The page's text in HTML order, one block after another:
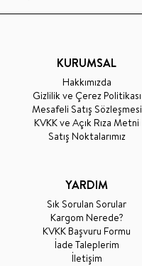
KURUMSAL
Hakkımızda
Gizlilik ve Çerez Politikası
Mesafeli Satış Sözleşmesi
KVKK ve Açık Rıza Metni
Satış Noktalarımız
YARDIM
Sık Sorulan Sorular
Kargom Nerede?
KVKK Başvuru Formu
İade Taleplerim
İletişim